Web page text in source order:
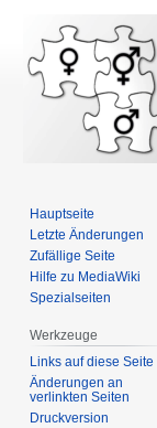
Hauptseite
Letzte Änderungen
Zufällige Seite
Hilfe zu MediaWiki
Spezialseiten
Werkzeuge
Links auf diese Seite
Änderungen an
verlinkten Seiten
Druckversion